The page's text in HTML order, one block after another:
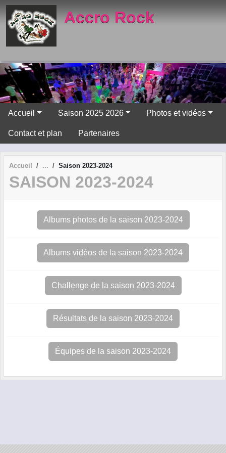
Accro Rock
Accueil Saison 2025 2026 Photos et vidéos
Contact et plan Partenaires
Accueil Saison 2023-2024
SAISON 2023-2024
Albums photos de la saison 2023-2024
Albums vidéos de la saison 2023-2024
Challenge de la saison 2023-2024
Résultats de la saison 2023-2024
Équipes de la saison 2023-2024
Panneau de gestion des cookies